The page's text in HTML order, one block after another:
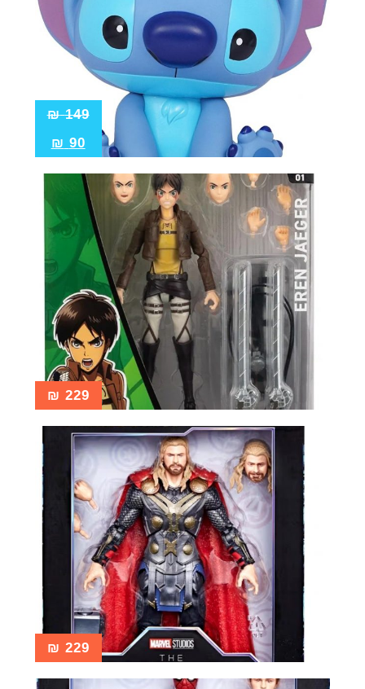
149
₪
90
₪
229
₪
229
₪